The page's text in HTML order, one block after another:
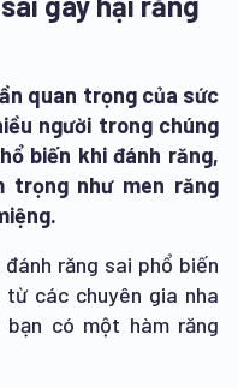
quan trọng của sức
người trong chúng
biến khi đánh răng,
trọng như men răng
răng sai phổ biến
các chuyên gia nha
có một hàm răng